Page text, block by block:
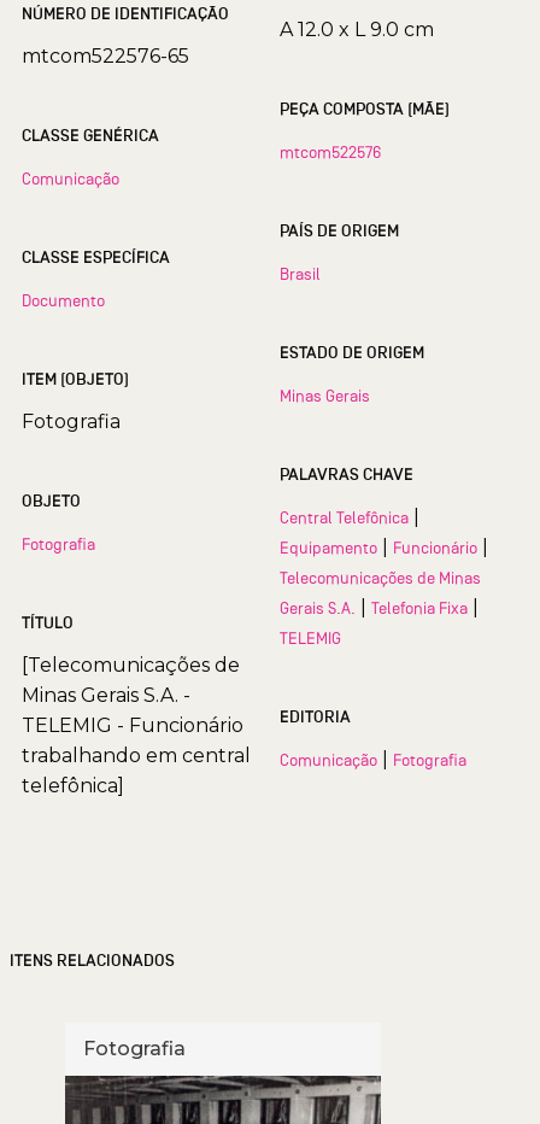
NÚMERO DE IDENTIFICAÇÃO
mtcom522576-65
CLASSE GENÉRICA
Comunicação
CLASSE ESPECÍFICA
Documento
ITEM (OBJETO)
Fotografia
OBJETO
Fotografia
TÍTULO
[Telecomunicações de
Minas Gerais S.A. -
TELEMIG - Funcionário
trabalhando em central
telefônica]
A 12.0 x L 9.0 cm
PEÇA COMPOSTA (MÃE)
mtcom522576
PAÍS DE ORIGEM
Brasil
ESTADO DE ORIGEM
Minas Gerais
PALAVRAS CHAVE
Central Telefônica
Equipamento Funcionário
Telecomunicações de Minas
Gerais S.A.
Telefonia Fixa
TELEMIG
EDITORIA
Comunicação Fotografia
ITENS RELACIONADOS
Fotografia